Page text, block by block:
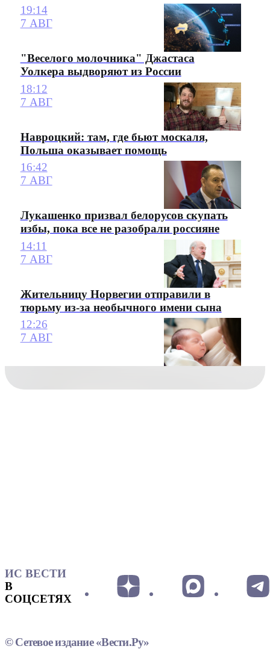
19:14
7 АВГ
"Веселого молочника" Джастаса
Уолкера выдворяют из России
18:12
7 АВГ
Навроцкий: там, где бьют москаля,
Польша оказывает помощь
16:42
7 АВГ
Лукашенко призвал белорусов скупать
избы, пока все не разобрали россияне
14:11
7 АВГ
Жительницу Норвегии отправили в
тюрьму из-за необычного имени сына
12:26
7 АВГ
ИС ВЕСТИ
В
СОЦСЕТЯХ
© Сетевое издание «Вести.Ру»